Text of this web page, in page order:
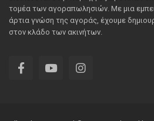
τομέα των αγοραπωλησιών. Με μια
άρτια γνώση της αγοράς, έχουμε
στον κλάδο των ακινήτων.